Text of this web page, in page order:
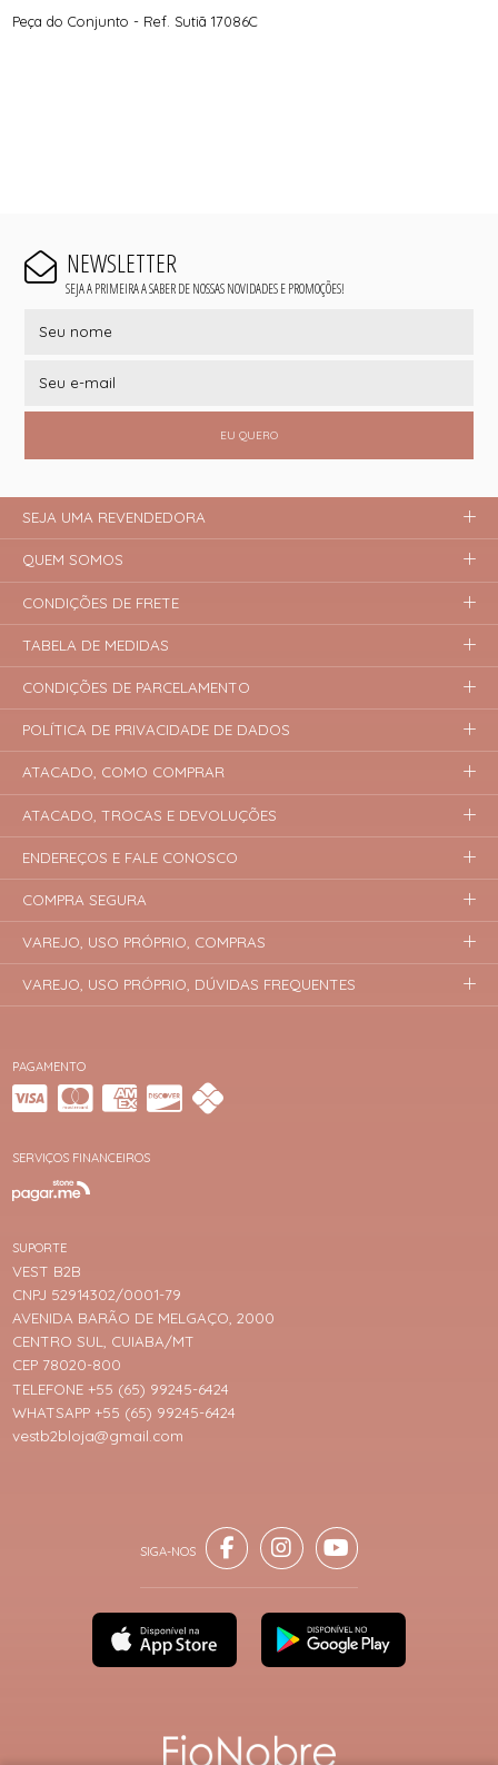
Peça do Conjunto - Ref. Sutiã 17086C
NEWSLETTER
SEJA A PRIMEIRA A SABER DE NOSSAS NOVIDADES E PROMOÇÕES!
EU QUERO
PAGAMENTO
SERVIÇOS FINANCEIROS
SUPORTE
VEST B2B
CNPJ 52914302/0001-79
AVENIDA BARÃO DE MELGAÇO, 2000
CENTRO SUL, CUIABA/MT
CEP 78020-800
TELEFONE +55 (65) 99245-6424
WHATSAPP +55 (65) 99245-6424
vestb2bloja@gmail.com
SEJA UMA REVENDEDORA
QUEM SOMOS
CONDIÇÕES DE FRETE
TABELA DE MEDIDAS
CONDIÇÕES DE PARCELAMENTO
POLÍTICA DE PRIVACIDADE DE DADOS
ATACADO, COMO COMPRAR
ATACADO, TROCAS E DEVOLUÇÕES
ENDEREÇOS E FALE CONOSCO
COMPRA SEGURA
VAREJO, USO PRÓPRIO, COMPRAS
VAREJO, USO PRÓPRIO, DÚVIDAS FREQUENTES